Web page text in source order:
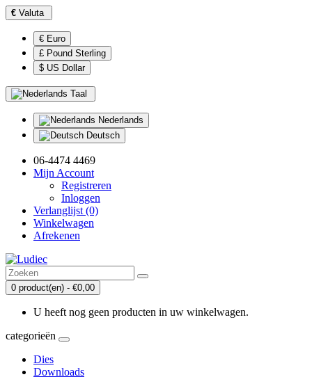
€ Valuta
€ Euro
£ Pound Sterling
$ US Dollar
Taal
Nederlands
Deutsch
06-4474 4469
Mijn Account
Registreren
Inloggen
Verlanglijst (0)
Winkelwagen
Afrekenen
0 product(en) - €0,00
U heeft nog geen producten in uw winkelwagen.
categorieën
Dies
Downloads